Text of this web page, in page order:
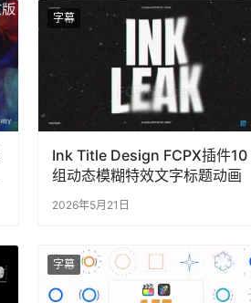
字幕
Ink Title Design FCPX插件10
组动态模糊特效文字标题动画
2026年5月21日
字幕